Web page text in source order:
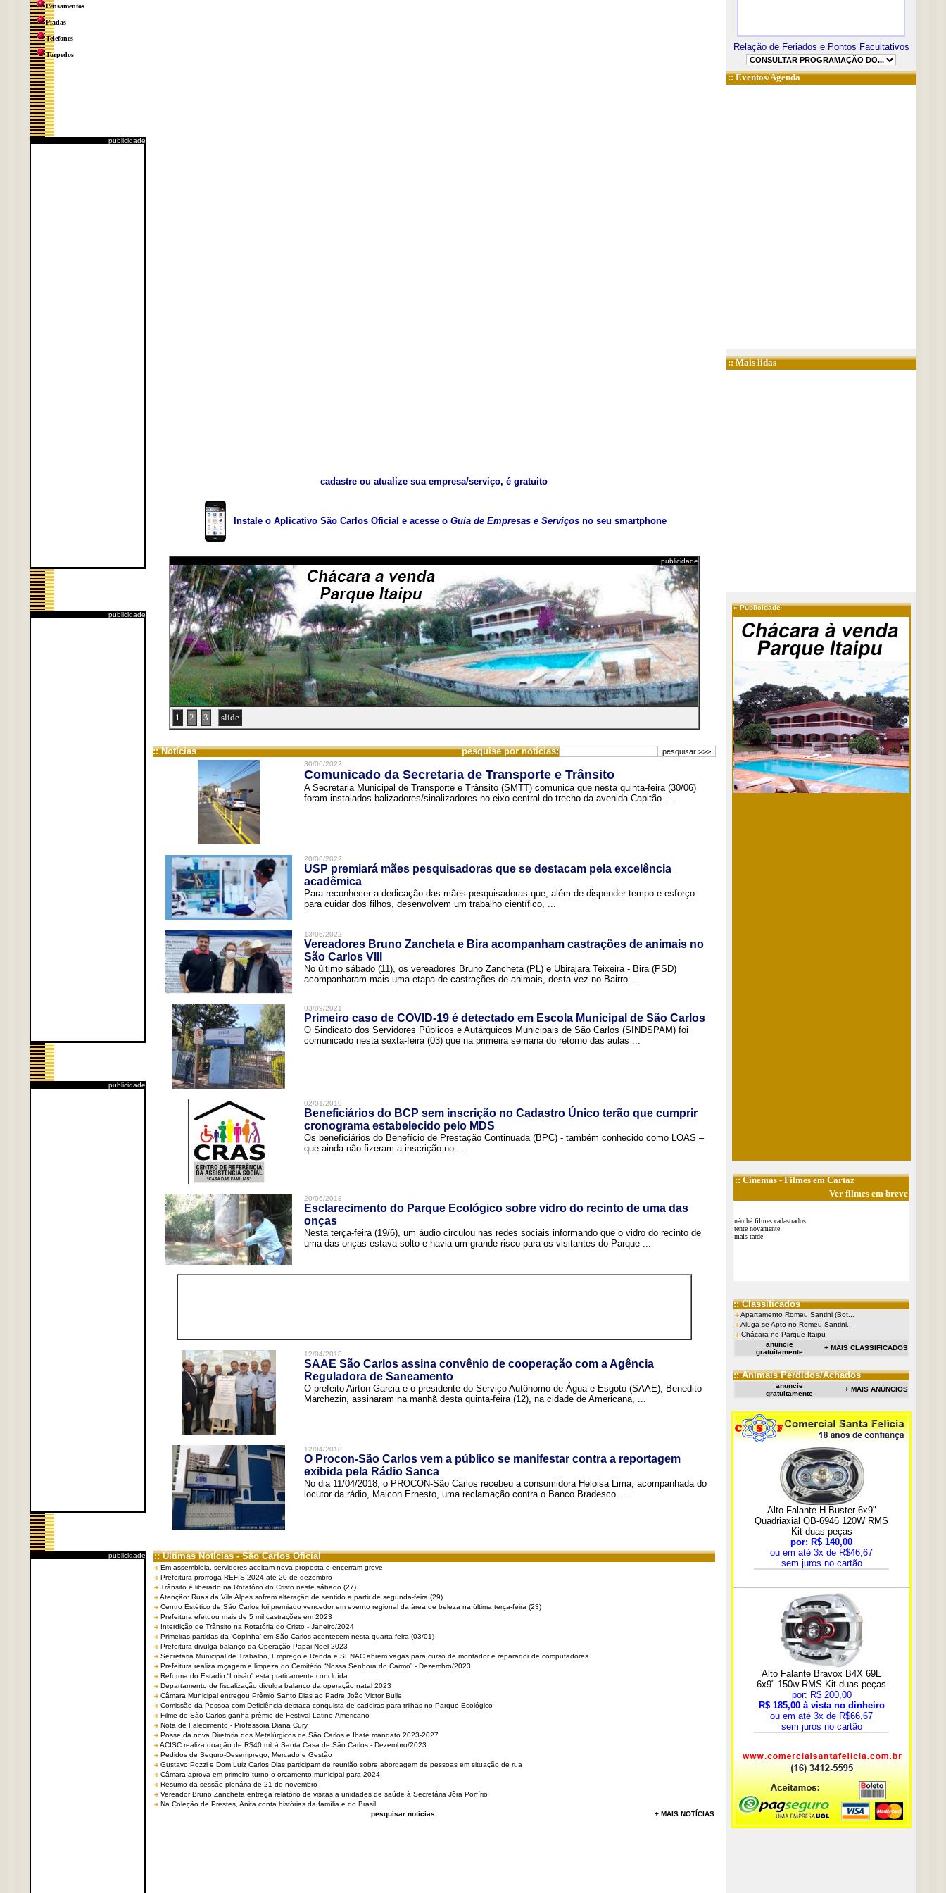
Pensamentos
Piadas
Telefones
Torpedos
publicidade
publicidade
publicidade
publicidade
cadastre ou atualize sua empresa/serviço, é gratuito
Instale o Aplicativo São Carlos Oficial e acesse o Guia de Empresas e Serviços no seu smartphone
publicidade
1 2 3 slide
:: Notícias pesquise por notícias:
30/06/2022
Comunicado da Secretaria de Transporte e Trânsito
A Secretaria Municipal de Transporte e Trânsito (SMTT) comunica que nesta quinta-feira (30/06)
foram instalados balizadores/sinalizadores no eixo central do trecho da avenida Capitão ...
20/06/2022
USP premiará mães pesquisadoras que se destacam pela excelência
acadêmica
Para reconhecer a dedicação das mães pesquisadoras que, além de dispender tempo e esforço
para cuidar dos filhos, desenvolvem um trabalho científico, ...
13/06/2022
Vereadores Bruno Zancheta e Bira acompanham castrações de animais no
São Carlos VIII
No último sábado (11), os vereadores Bruno Zancheta (PL) e Ubirajara Teixeira - Bira (PSD)
acompanharam mais uma etapa de castrações de animais, desta vez no Bairro ...
03/09/2021
Primeiro caso de COVID-19 é detectado em Escola Municipal de São Carlos
O Sindicato dos Servidores Públicos e Autárquicos Municipais de São Carlos (SINDSPAM) foi
comunicado nesta sexta-feira (03) que na primeira semana do retorno das aulas ...
02/01/2019
Beneficiários do BCP sem inscrição no Cadastro Único terão que cumprir
cronograma estabelecido pelo MDS
Os beneficiários do Benefício de Prestação Continuada (BPC) - também conhecido como LOAS –
que ainda não fizeram a inscrição no ...
20/06/2018
Esclarecimento do Parque Ecológico sobre vidro do recinto de uma das
onças
Nesta terça-feira (19/6), um áudio circulou nas redes sociais informando que o vidro do recinto de
uma das onças estava solto e havia um grande risco para os visitantes do Parque ...
12/04/2018
SAAE São Carlos assina convênio de cooperação com a Agência
Reguladora de Saneamento
O prefeito Airton Garcia e o presidente do Serviço Autônomo de Água e Esgoto (SAAE), Benedito
Marchezin, assinaram na manhã desta quinta-feira (12), na cidade de Americana, ...
12/04/2018
O Procon-São Carlos vem a público se manifestar contra a reportagem
exibida pela Rádio Sanca
No dia 11/04/2018, o PROCON-São Carlos recebeu a consumidora Heloisa Lima, acompanhada do
locutor da rádio, Maicon Ernesto, uma reclamação contra o Banco Bradesco ...
:: Últimas Notícias - São Carlos Oficial
Em assembleia, servidores aceitam nova proposta e encerram greve
Prefeitura prorroga REFIS 2024 até 20 de dezembro
Trânsito é liberado na Rotatório do Cristo neste sábado (27)
Atenção: Ruas da Vila Alpes sofrem alteração de sentido a partir de segunda-feira (29)
Centro Estético de São Carlos foi premiado vencedor em evento regional da área de beleza na última terça-feira (23)
Prefeitura efetuou mais de 5 mil castrações em 2023
Interdição de Trânsito na Rotatória do Cristo - Janeiro/2024
Primeiras partidas da ‘Copinha’ em São Carlos acontecem nesta quarta-feira (03/01)
Prefeitura divulga balanço da Operação Papai Noel 2023
Secretaria Municipal de Trabalho, Emprego e Renda e SENAC abrem vagas para curso de montador e reparador de computadores
Prefeitura realiza roçagem e limpeza do Cemitério “Nossa Senhora do Carmo” - Dezembro/2023
Reforma do Estádio “Luisão” está praticamente concluída
Departamento de fiscalização divulga balanço da operação natal 2023
Câmara Municipal entregou Prêmio Santo Dias ao Padre João Victor Bulle
Comissão da Pessoa com Deficiência destaca conquista de cadeiras para trilhas no Parque Ecológico
Filme de São Carlos ganha prêmio de Festival Latino-Americano
Nota de Falecimento - Professora Diana Cury
Posse da nova Diretoria dos Metalúrgicos de São Carlos e Ibaté mandato 2023-2027
ACISC realiza doação de R$40 mil à Santa Casa de São Carlos - Dezembro/2023
Pedidos de Seguro-Desemprego, Mercado e Gestão
Gustavo Pozzi e Dom Luiz Carlos Dias participam de reunião sobre abordagem de pessoas em situação de rua
Câmara aprova em primeiro turno o orçamento municipal para 2024
Resumo da sessão plenária de 21 de novembro
Vereador Bruno Zancheta entrega relatório de visitas a unidades de saúde à Secretária Jôra Porfírio
Na Coleção de Prestes, Anita conta histórias da família e do Brasil
pesquisar notícias
+ MAIS NOTÍCIAS
Relação de Feriados e Pontos Facultativos
::Eventos/Agenda
:: Mais lidas
»Publicidade
::Cinemas- Filmes em Cartaz
Ver filmes em breve
não há filmes cadastrados
tente novamente
mais tarde
:: Classificados
Apartamento Romeu Santini (Bot...
Aluga-se Apto no Romeu Santini...
Chácara no Parque Itaipu
anuncie
gratuitamente
+ MAIS CLASSIFICADOS
:: Animais Perdidos/Achados
anuncie
gratuitamente
+ MAIS ANÚNCIOS